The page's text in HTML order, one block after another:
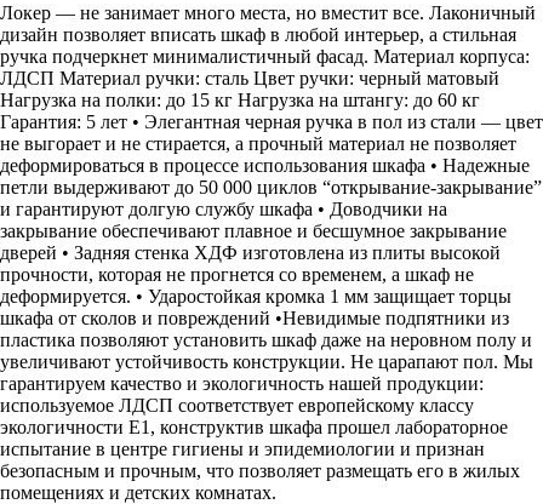
Локер — не занимает много места, но вместит все. Лаконичный
дизайн позволяет вписать шкаф в любой интерьер, а стильная
ручка подчеркнет минималистичный фасад. Материал корпуса:
ЛДСП Материал ручки: сталь Цвет ручки: черный матовый
Нагрузка на полки: до 15 кг Нагрузка на штангу: до 60 кг
Гарантия: 5 лет • Элегантная черная ручка в пол из стали — цвет
не выгорает и не стирается, а прочный материал не позволяет
деформироваться в процессе использования шкафа • Надежные
петли выдерживают до 50 000 циклов “открывание-закрывание”
и гарантируют долгую службу шкафа • Доводчики на
закрывание обеспечивают плавное и бесшумное закрывание
дверей • Задняя стенка ХДФ изготовлена из плиты высокой
прочности, которая не прогнется со временем, а шкаф не
деформируется. • Ударостойкая кромка 1 мм защищает торцы
шкафа от сколов и повреждений •Невидимые подпятники из
пластика позволяют установить шкаф даже на неровном полу и
увеличивают устойчивость конструкции. Не царапают пол. Мы
гарантируем качество и экологичность нашей продукции:
используемое ЛДСП соответствует европейскому классу
экологичности Е1, конструктив шкафа прошел лабораторное
испытание в центре гигиены и эпидемиологии и признан
безопасным и прочным, что позволяет размещать его в жилых
помещениях и детских комнатах.